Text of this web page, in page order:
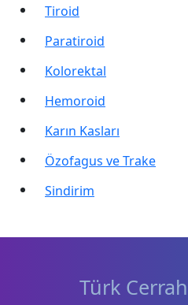
Tiroid
Paratiroid
Kolorektal
Hemoroid
Karın Kasları
Özofagus ve Trake
Sindirim
Türk